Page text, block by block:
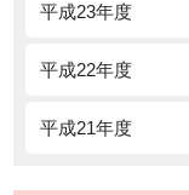
平成23年度
平成22年度
平成21年度